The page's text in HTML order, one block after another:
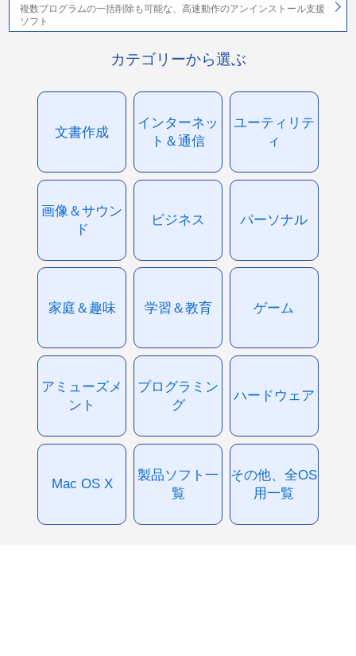
複数プログラムの一括削除も可能な、高速動作のアンインストール支援
ソフト
カテゴリーから選ぶ
文書作成
インターネッ
ト＆通信
ユーティリテ
ィ
画像＆サウン
ド
ビジネス パーソナル
家庭＆趣味 学習＆教育 ゲーム
アミューズメ
ント
プログラミン
グ
ハードウェア
Mac OS X
製品ソフト一
覧
その他、全OS
用一覧